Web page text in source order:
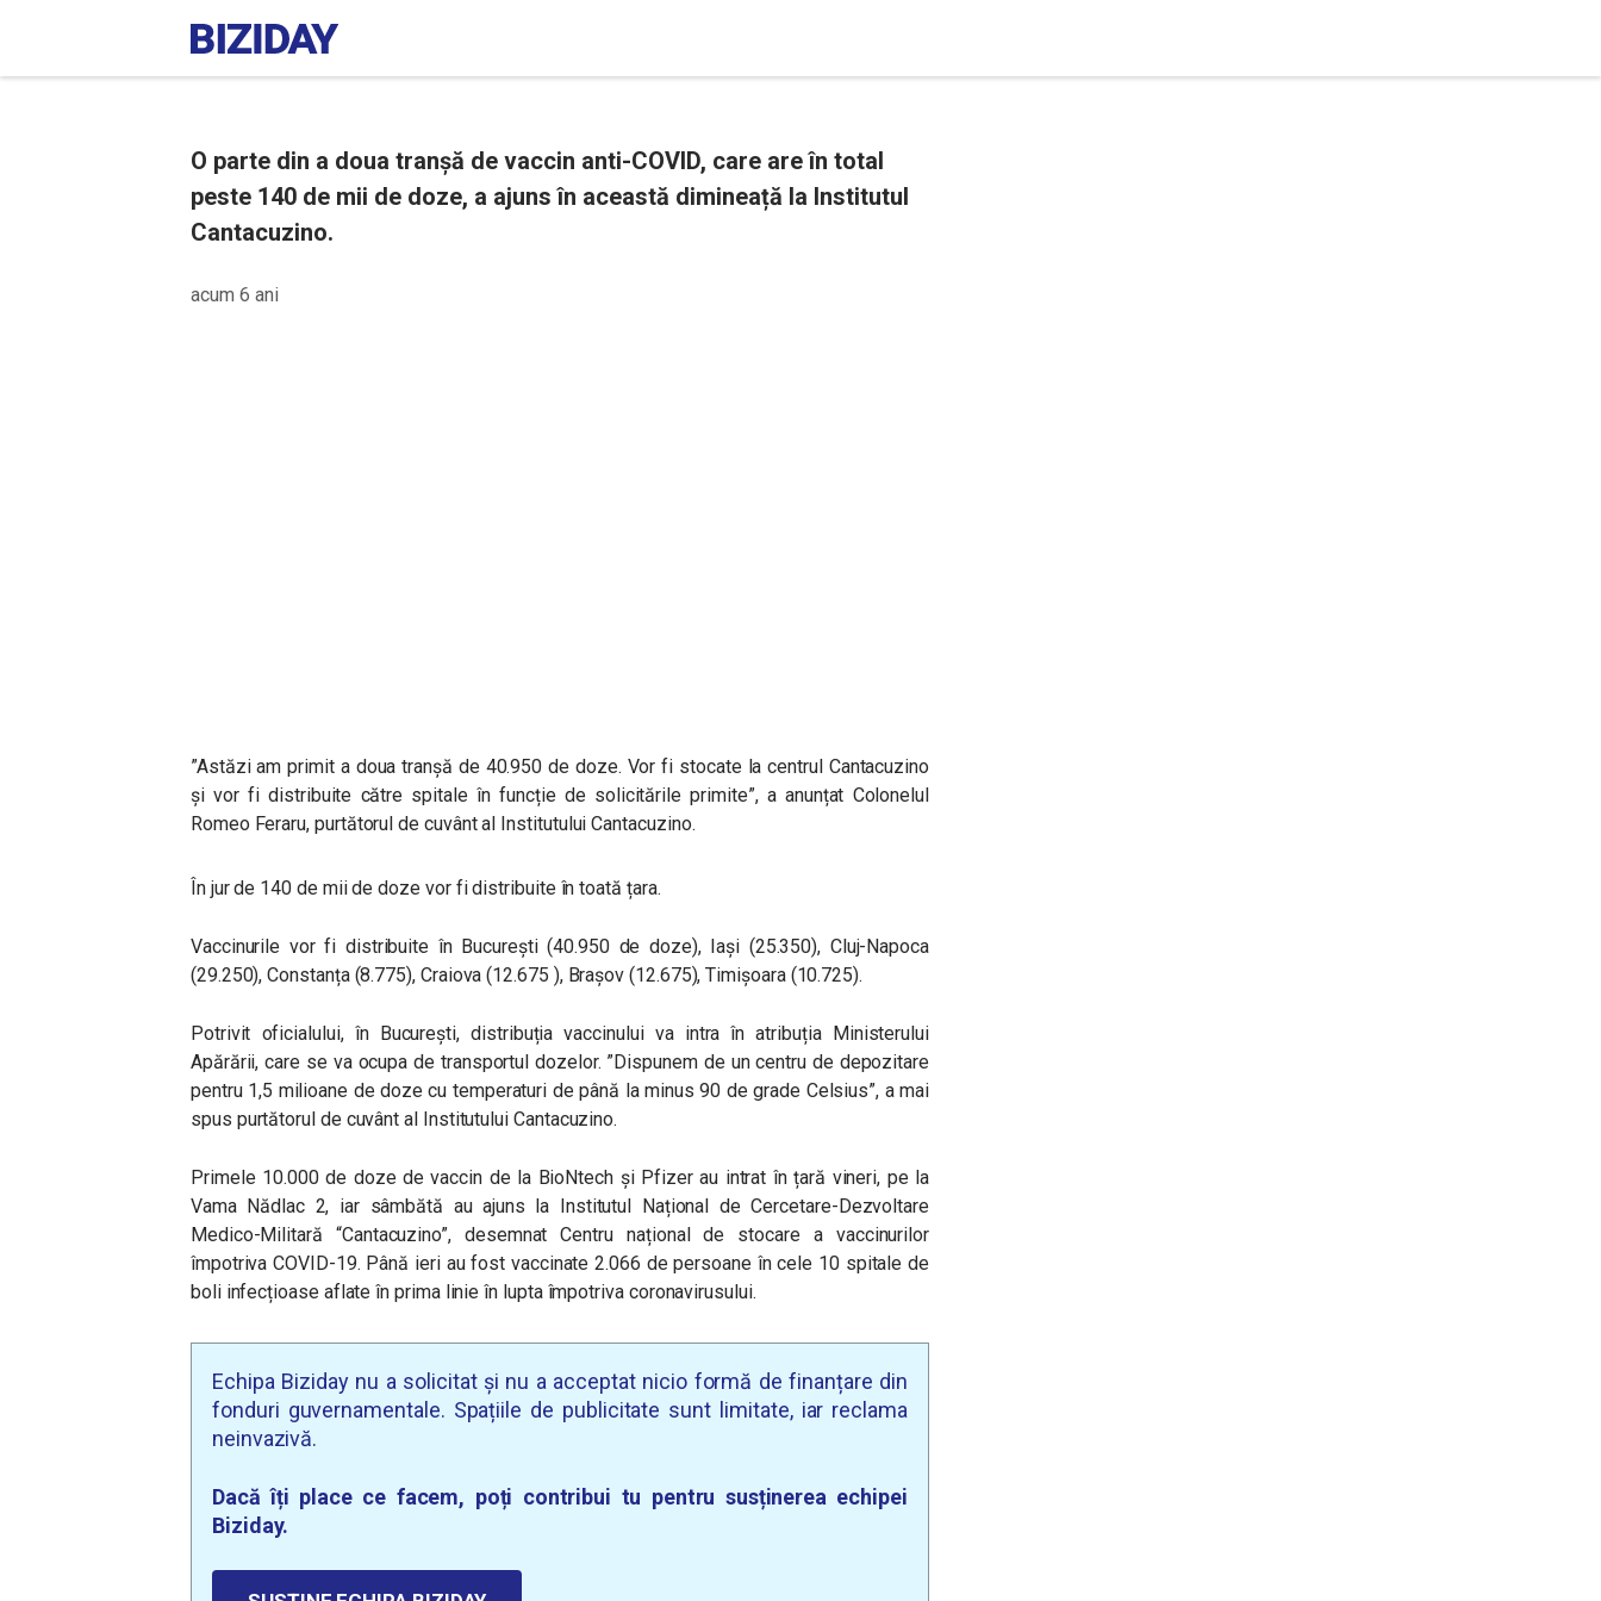
O parte din a doua tranșă de vaccin anti-COVID, care are în total
peste 140 de mii de doze, a ajuns în această dimineață la Institutul
Cantacuzino.
acum 6 ani
”Astăzi am primit a doua tranșă de 40.950 de doze. Vor fi stocate la centrul Cantacuzino
și vor fi distribuite către spitale în funcție de solicitările primite”, a anunțat Colonelul
Romeo Feraru, purtătorul de cuvânt al Institutului Cantacuzino.
În jur de 140 de mii de doze vor fi distribuite în toată țara.
Vaccinurile vor fi distribuite în București (40.950 de doze), Iași (25.350), Cluj-Napoca
(29.250), Constanța (8.775), Craiova (12.675 ), Brașov (12.675), Timișoara (10.725).
Potrivit oficialului, în București, distribuția vaccinului va intra în atribuția Ministerului
Apărării, care se va ocupa de transportul dozelor. ”Dispunem de un centru de depozitare
pentru 1,5 milioane de doze cu temperaturi de până la minus 90 de grade Celsius”, a mai
spus purtătorul de cuvânt al Institutului Cantacuzino.
Primele 10.000 de doze de vaccin de la BioNtech și Pfizer au intrat în țară vineri, pe la
Vama Nădlac 2, iar sâmbătă au ajuns la Institutul Național de Cercetare-Dezvoltare
Medico-Militară “Cantacuzino”, desemnat Centru național de stocare a vaccinurilor
împotriva COVID-19. Până ieri au fost vaccinate 2.066 de persoane în cele 10 spitale de
boli infecțioase aflate în prima linie în lupta împotriva coronavirusului.
Echipa Biziday nu a solicitat și nu a acceptat nicio formă de finanțare din
fonduri guvernamentale. Spațiile de publicitate sunt limitate, iar reclama
neinvazivă.
Dacă îți place ce facem, poți contribui tu pentru susținerea echipei
Biziday.